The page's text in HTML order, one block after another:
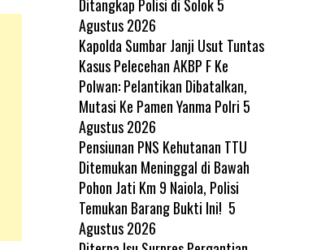
Ditangkap Polisi di Solok 5
Agustus 2026
Kapolda Sumbar Janji Usut Tuntas
Kasus Pelecehan AKBP F Ke
Polwan: Pelantikan Dibatalkan,
Mutasi Ke Pamen Yanma Polri 5
Agustus 2026
Pensiunan PNS Kehutanan TTU
Ditemukan Meninggal di Bawah
Pohon Jati Km 9 Naiola, Polisi
Temukan Barang Bukti Ini! 5
Agustus 2026